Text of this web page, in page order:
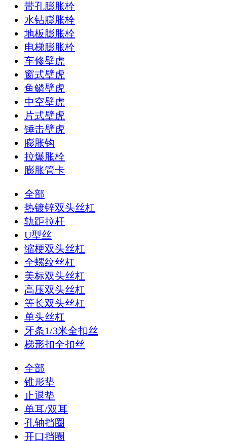
带孔膨胀栓
水钻膨胀栓
地板膨胀栓
电梯膨胀栓
车修壁虎
窗式壁虎
鱼鳞壁虎
中空壁虎
片式壁虎
锤击壁虎
膨胀钩
拉爆胀栓
膨胀管卡
全部
热镀锌双头丝杠
轨距拉杆
U型丝
缩梗双头丝杠
全螺纹丝杠
美标双头丝杠
高压双头丝杠
等长双头丝杠
单头丝杠
牙条1/3米全扣丝
梯形扣全扣丝
全部
锥形垫
止退垫
单耳/双耳
孔轴挡圈
开口挡圈